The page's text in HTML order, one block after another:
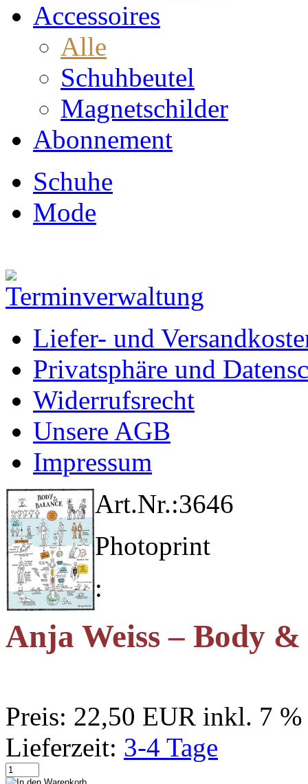
Accessoires
Alle
Schuhbeutel
Magnetschilder
Abonnement
Schuhe
Mode
Liefer- und
Privatsphäre und
Widerrufsrecht
Unsere AGB
Impressum
Art.Nr.:3646
Photoprint
:
Anja Weiss – Body &
Preis: 22,50 EUR inkl. 7
Lieferzeit: 3-4 Tage